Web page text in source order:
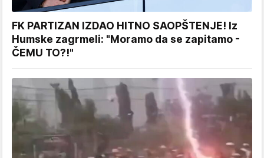
FK PARTIZAN IZDAO HITNO SAOPŠTENJE! Iz
Humske zagrmeli: "Moramo da se zapitamo -
ČEMU TO?!"